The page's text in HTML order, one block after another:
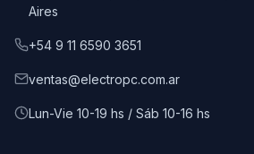
Aires
+54 9 11 6590 3651
ventas@electropc.com.ar
Lun-Vie 10-19 hs / Sáb 10-16 hs